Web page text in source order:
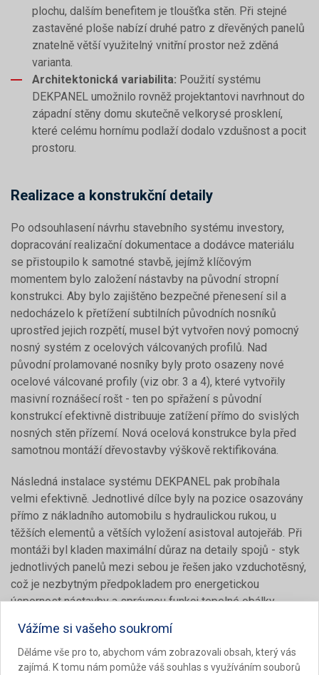
plochu, dalším benefitem je tloušťka stěn. Při stejné
zastavěné ploše nabízí druhé patro z dřevěných panelů
znatelně větší využitelný vnitřní prostor než zděná
varianta.
Architektonická variabilita: Použití systému
DEKPANEL umožnilo rovněž projektantovi navrhnout do
západní stěny domu skutečně velkorysé prosklení,
které celému hornímu podlaží dodalo vzdušnost a pocit
prostoru.
Realizace a konstrukční detaily
Po odsouhlasení návrhu stavebního systému investory,
dopracování realizační dokumentace a dodávce materiálu
se přistoupilo k samotné stavbě, jejímž klíčovým
momentem bylo založení nástavby na původní stropní
konstrukci. Aby bylo zajištěno bezpečné přenesení sil a
nedocházelo k přetížení subtilních původních nosníků
uprostřed jejich rozpětí, musel být vytvořen nový pomocný
nosný systém z ocelových válcovaných profilů. Nad
původní prolamované nosníky byly proto osazeny nové
ocelové válcované profily (viz obr. 3 a 4), které vytvořily
masivní roznášecí rošt - ten po spřažení s původní
konstrukcí efektivně distribuuje zatížení přímo do svislých
nosných stěn přízemí. Nová ocelová konstrukce byla před
samotnou montáží dřevostavby výškově rektifikována.
Následná instalace systému DEKPANEL pak probíhala
velmi efektivně. Jednotlivé dílce byly na pozice osazovány
přímo z nákladního automobilu s hydraulickou rukou, u
těžších elementů a větších vyložení asistoval autojeřáb. Při
montáži byl kladen maximální důraz na detaily spojů - styk
jednotlivých panelů mezi sebou je řešen jako vzduchotěsný,
což je nezbytným předpokladem pro energetickou
úspornost nástavby a správnou funkci tepelné obálky.
Hmotové řešení nástavby je zastřešeno pultovou šikmou
střechou, která přechází do nižší ploché části tvořící
velkorysou pobytovou terasu, odkud se majitelům otevírá
Vážíme si vašeho soukromí
Děláme vše pro to, abychom vám zobrazovali obsah, který vás
zajímá. K tomu nám pomůže váš souhlas s využíváním souborů